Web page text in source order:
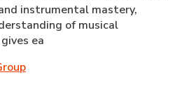
instrumental mastery,
of musical
ea